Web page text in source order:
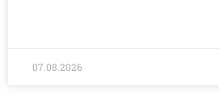
07.08.2026